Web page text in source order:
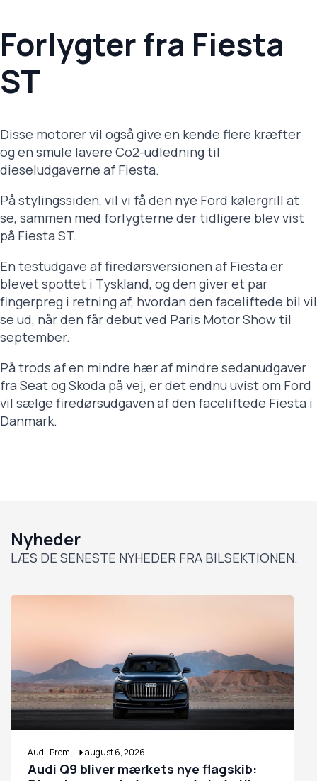
Forlygter fra Fiesta
ST
Disse motorer vil også give en kende flere kræfter
og en smule lavere Co2-udledning til
dieseludgaverne af Fiesta.
På stylingssiden, vil vi få den nye Ford kølergrill at
se, sammen med forlygterne der tidligere blev vist
på Fiesta ST.
En testudgave af firedørsversionen af Fiesta er
blevet spottet i Tyskland, og den giver et par
fingerpreg i retning af, hvordan den faceliftede bil vil
se ud, når den får debut ved Paris Motor Show til
september.
På trods af en mindre hær af mindre sedanudgaver
fra Seat og Skoda på vej, er det endnu uvist om Ford
vil sælge firedørsudgaven af den faceliftede Fiesta i
Danmark.
Nyheder
LÆS DE SENESTE NYHEDER FRA BILSEKTIONEN.
Audi, Prem... august 6, 2026
Audi Q9 bliver mærkets nye flagskib: